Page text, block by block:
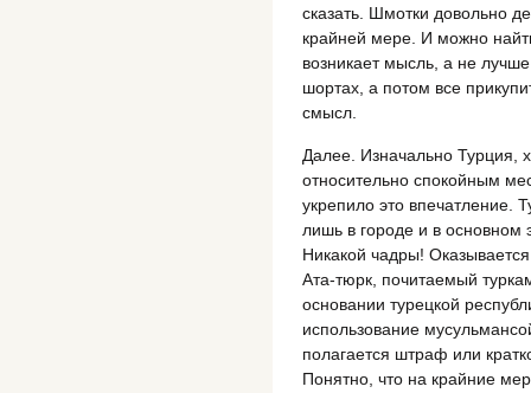
сказать. Шмотки довольно
крайней мере. И можно
возникает мысль, а не
шортах, а потом все
смысл.
Далее. Изначально Турция,
относительно спокойным
укрепило это впечатление.
лишь в городе и в
Никакой чадры!
Ата-тюрк, почитаемый
основании турецкой
использование
полагается штраф или
Понятно, что на крайние